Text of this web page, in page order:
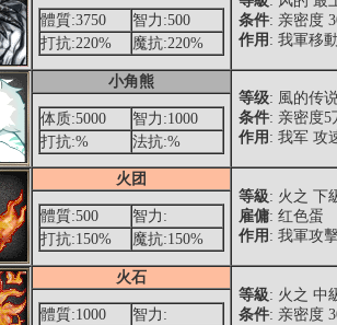
条件: 亲密度
作用 : 我軍移
體質:3750
智力:500
打抗:220%
魔抗:220%
小角熊
等级: 風的传
条件: 亲密度5
作用 : 我军 攻
体质:5000
智力:1000
打抗:%
法抗:%
火团
等級: 火之 下
雇傭: 红色蛋
作用 : 我軍攻
體質:500
智力:
打抗:150%
魔抗:150%
火石
等級: 火之 中
条件: 亲密度
體質:1000
智力: